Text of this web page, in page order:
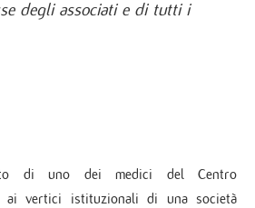
degli associati e di tutti i
di uno dei medici del Centro
ai vertici istituzionali di una società